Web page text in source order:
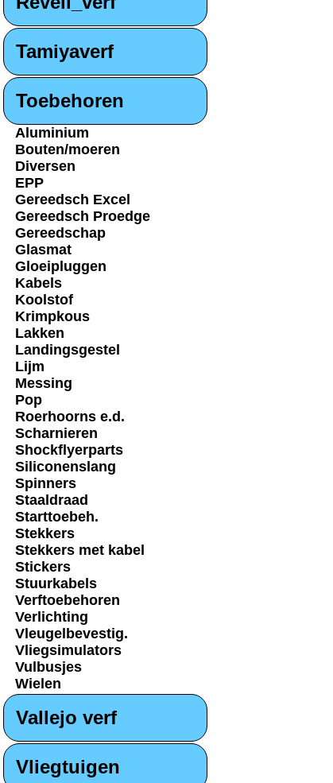
Tamiyaverf
Toebehoren
Aluminium
Bouten/moeren
Diversen
EPP
Gereedsch Excel
Gereedsch Proedge
Gereedschap
Glasmat
Gloeipluggen
Kabels
Koolstof
Krimpkous
Lakken
Landingsgestel
Lijm
Messing
Pop
Roerhoorns e.d.
Scharnieren
Shockflyerparts
Siliconenslang
Spinners
Staaldraad
Starttoebeh.
Stekkers
Stekkers met kabel
Stickers
Stuurkabels
Verftoebehoren
Verlichting
Vleugelbevestig.
Vliegsimulators
Vulbusjes
Wielen
Vallejo verf
Vliegtuigen